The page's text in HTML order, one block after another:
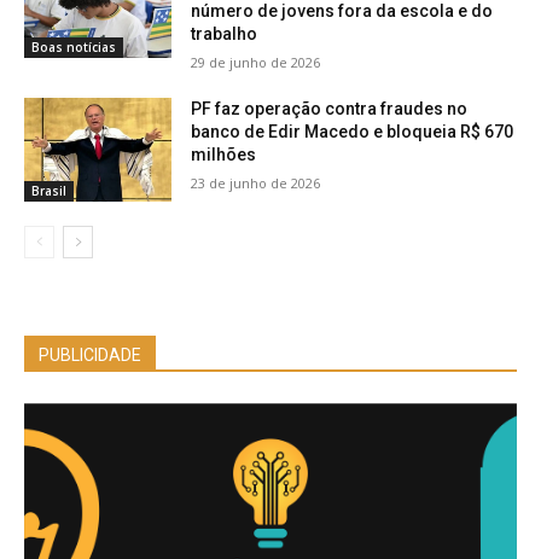
Boas notícias
número de jovens fora da escola e do
trabalho
29 de junho de 2026
Brasil
PF faz operação contra fraudes no
banco de Edir Macedo e bloqueia R$ 670
milhões
23 de junho de 2026
PUBLICIDADE